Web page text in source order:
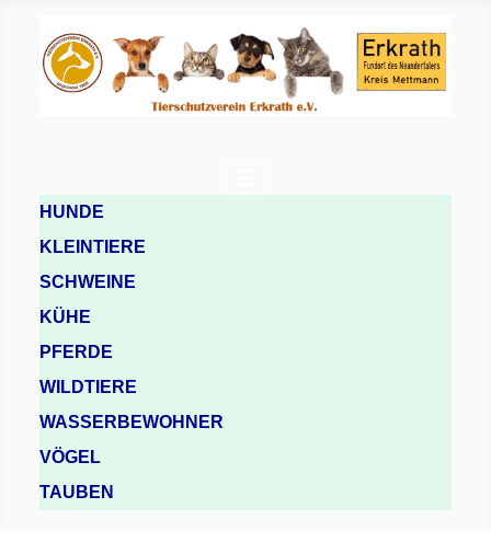
HUNDE
KLEINTIERE
SCHWEINE
KÜHE
PFERDE
WILDTIERE
WASSERBEWOHNER
VÖGEL
TAUBEN